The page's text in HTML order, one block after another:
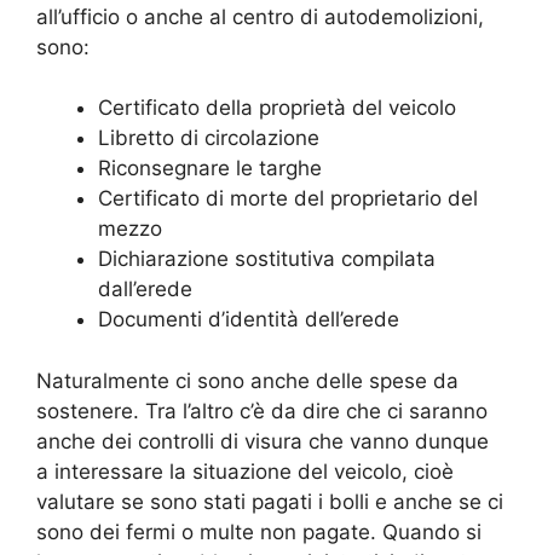
all’ufficio o anche al centro di autodemolizioni,
sono:
Certificato della proprietà del veicolo
Libretto di circolazione
Riconsegnare le targhe
Certificato di morte del proprietario del
mezzo
Dichiarazione sostitutiva compilata
dall’erede
Documenti d’identità dell’erede
Naturalmente ci sono anche delle spese da
sostenere. Tra l’altro c’è da dire che ci saranno
anche dei controlli di visura che vanno dunque
a interessare la situazione del veicolo, cioè
valutare se sono stati pagati i bolli e anche se ci
sono dei fermi o multe non pagate. Quando si